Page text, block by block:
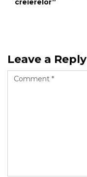
creierelor”
Leave a Reply